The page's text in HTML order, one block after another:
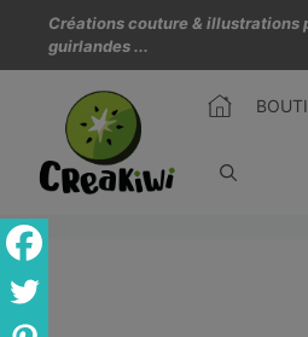
Créations couture & illustrations
guirlandes ...